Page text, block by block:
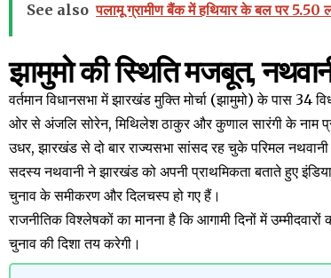
See also पलामू ग्रामीण बैंक में हथियार के बल पर 5.50
झामुमो की स्थिति मजबूत,
वर्तमान विधानसभा में झारखंड मुक्ति मोर्चा (झामुमो) के पास 34
ओर से अंजलि सोरेन, मिथिलेश ठाकुर और कुणाल सारंगी के नाम
उधर, झारखंड से दो बार राज्यसभा सांसद रह चुके परिमल
सदस्य नथवानी ने झारखंड को अपनी प्राथमिकता बताते हुए
चुनाव के समीकरण और दिलचस्प हो गए हैं।
राजनीतिक विश्लेषकों का मानना है कि आगामी दिनों में
चुनाव की दिशा तय करेगी।